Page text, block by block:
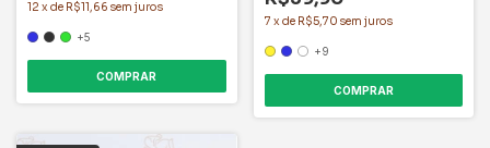
12 x de R$11,66 sem juros
+5
COMPRAR
7 x de R$5,70 sem juros
+9
COMPRAR